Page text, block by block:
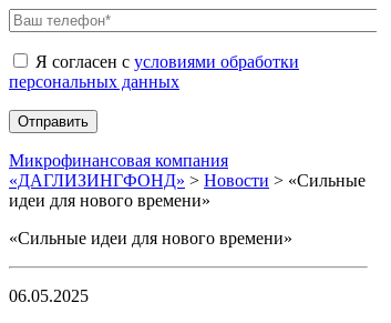
Я согласен с условиями обработки
персональных данных
Микрофинансовая компания
«ДАГЛИЗИНГФОНД» > Новости > «Сильные
идеи для нового времени»
«Сильные идеи для нового времени»
06.05.2025